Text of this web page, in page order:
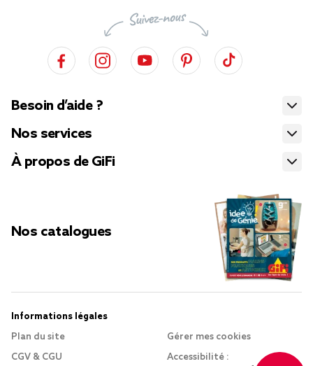
Besoin d’aide ?
Nos services
À propos de GiFi
Nos catalogues
Informations légales
Plan du site
CGV & CGU
Gérer mes cookies
Accessibilité :